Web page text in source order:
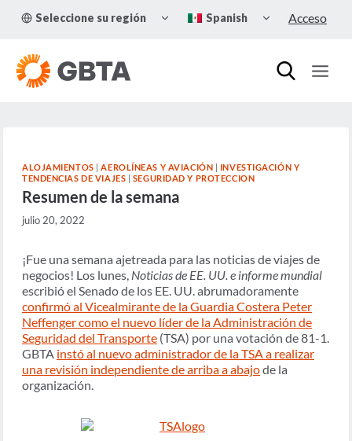
Seleccione su región
TOGGLE
CHILD
Spanish
CHILDAcceso
ALOJAMIENTOS |AEROLÍNEAS Y AVIACIÓN | INVESTIGACIÓN Y
TENDENCIAS DE VIAJES | SEGURIDAD Y PROTECCION
Resumen de la semana
julio 20, 2022
¡Fue una semana ajetreada para las noticias de viajes de
negocios! Los lunes, Noticias de EE. UU. e informe mundial
escribió el Senado de los EE. UU. abrumadoramente
confirmó al Vicealmirante de la Guardia Costera Peter
Neffenger como el nuevo líder de la Administración de
Seguridad del Transporte (TSA) por una votación de 81-1.
GBTA instó al nuevo administrador de la TSA a realizar
una revisión independiente de arriba a abajode la
organización.